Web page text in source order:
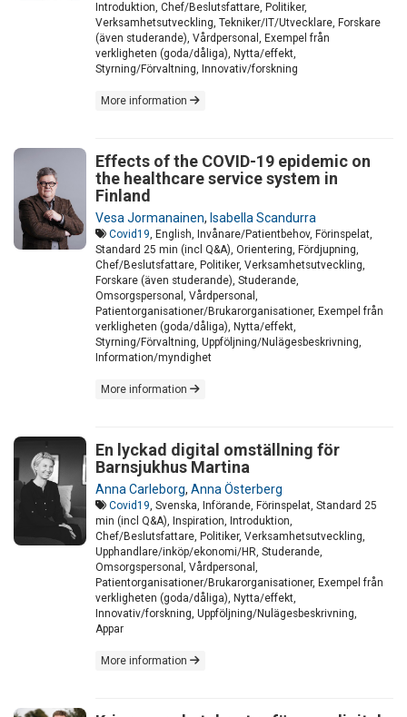
Introduktion, Chef/Beslutsfattare, Politiker,
Verksamhetsutveckling, Tekniker/IT/Utvecklare, Forskare
(även studerande), Vårdpersonal, Exempel från
verkligheten (goda/dåliga), Nytta/effekt,
Styrning/Förvaltning, Innovativ/forskning
More information
Effects of the COVID-19 epidemic on
the healthcare service system in
Finland
Vesa Jormanainen, Isabella Scandurra
Covid19, English, Invånare/Patientbehov, Förinspelat,
Standard 25 min (incl Q&A), Orientering, Fördjupning,
Chef/Beslutsfattare, Politiker, Verksamhetsutveckling,
Forskare (även studerande), Studerande,
Omsorgspersonal, Vårdpersonal,
Patientorganisationer/Brukarorganisationer, Exempel från
verkligheten (goda/dåliga), Nytta/effekt,
Styrning/Förvaltning, Uppföljning/Nulägesbeskrivning,
Information/myndighet
More information
En lyckad digital omställning för
Barnsjukhus Martina
Anna Carleborg, Anna Österberg
Covid19, Svenska, Införande, Förinspelat, Standard 25
min (incl Q&A), Inspiration, Introduktion,
Chef/Beslutsfattare, Politiker, Verksamhetsutveckling,
Upphandlare/inköp/ekonomi/HR, Studerande,
Omsorgspersonal, Vårdpersonal,
Patientorganisationer/Brukarorganisationer, Exempel från
verkligheten (goda/dåliga), Nytta/effekt,
Innovativ/forskning, Uppföljning/Nulägesbeskrivning,
Appar
More information